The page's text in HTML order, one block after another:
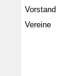
Vorstand
Vereine